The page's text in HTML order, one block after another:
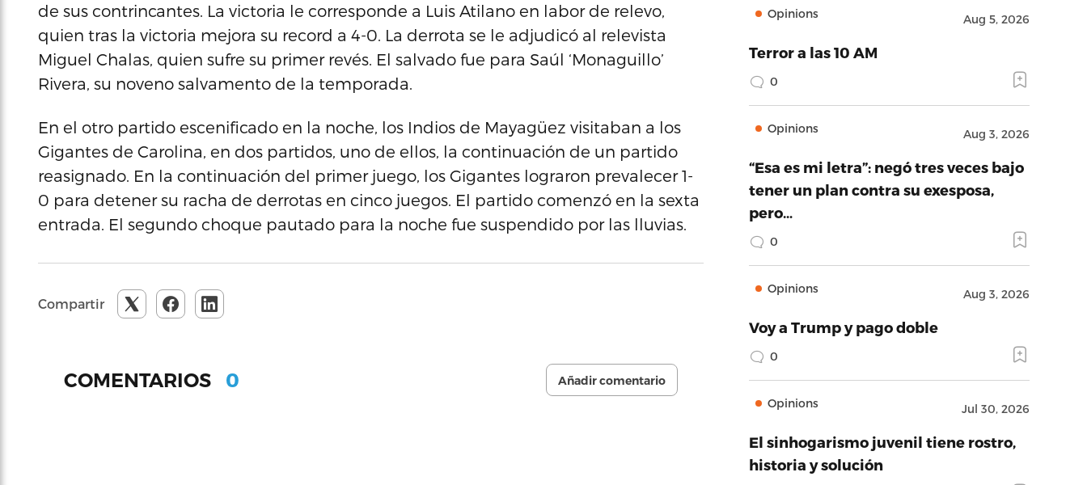
de sus contrincantes. La victoria le corresponde a Luis Atilano en labor de relevo,
quien tras la victoria mejora su record a 4-0. La derrota se le adjudicó al relevista
Miguel Chalas, quien sufre su primer revés. El salvado fue para Saúl ‘Monaguillo’
Rivera, su noveno salvamento de la temporada.
En el otro partido escenificado en la noche, los Indios de Mayagüez visitaban a los
Gigantes de Carolina, en dos partidos, uno de ellos, la continuación de un partido
reasignado. En la continuación del primer juego, los Gigantes lograron prevalecer 1-
0 para detener su racha de derrotas en cinco juegos. El partido comenzó en la sexta
entrada. El segundo choque pautado para la noche fue suspendido por las lluvias.
Compartir
COMENTARIOS 0 Añadir comentario
Opinions Aug 5, 2026
Terror a las 10 AM
0
Opinions Aug 3, 2026
“Esa es mi letra”: negó tres veces bajo
tener un plan contra su exesposa,
pero…
0
Opinions Aug 3, 2026
Voy a Trump y pago doble
0
Opinions Jul 30, 2026
El sinhogarismo juvenil tiene rostro,
historia y solución